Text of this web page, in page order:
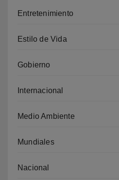
Entretenimiento
Estilo de Vida
Gobierno
Internacional
Medio Ambiente
Mundiales
Nacional